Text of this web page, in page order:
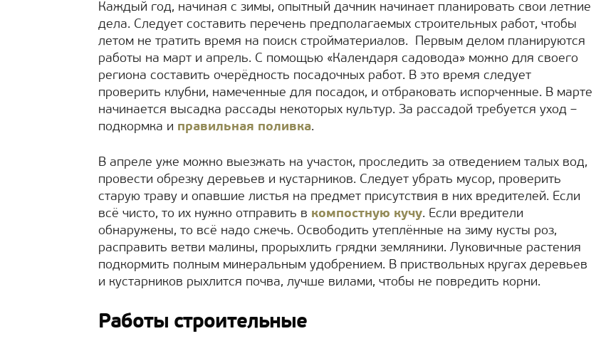
Каждый год, начиная с зимы, опытный дачник начинает планировать свои летние
дела. Следует составить перечень предполагаемых строительных работ, чтобы
летом не тратить время на поиск стройматериалов. Первым делом планируются
работы на март и апрель. С помощью «Календаря садовода» можно для своего
региона составить очерёдность посадочных работ. В это время следует
проверить клубни, намеченные для посадок, и отбраковать испорченные. В марте
начинается высадка рассады некоторых культур. За рассадой требуется уход –
подкормка и правильная поливка.
В апреле уже можно выезжать на участок, проследить за отведением талых вод,
провести обрезку деревьев и кустарников. Следует убрать мусор, проверить
старую траву и опавшие листья на предмет присутствия в них вредителей. Если
всё чисто, то их нужно отправить в компостную кучу. Если вредители
обнаружены, то всё надо сжечь. Освободить утеплённые на зиму кусты роз,
расправить ветви малины, прорыхлить грядки земляники. Луковичные растения
подкормить полным минеральным удобрением. В приствольных кругах деревьев
и кустарников рыхлится почва, лучше вилами, чтобы не повредить корни.
Работы строительные